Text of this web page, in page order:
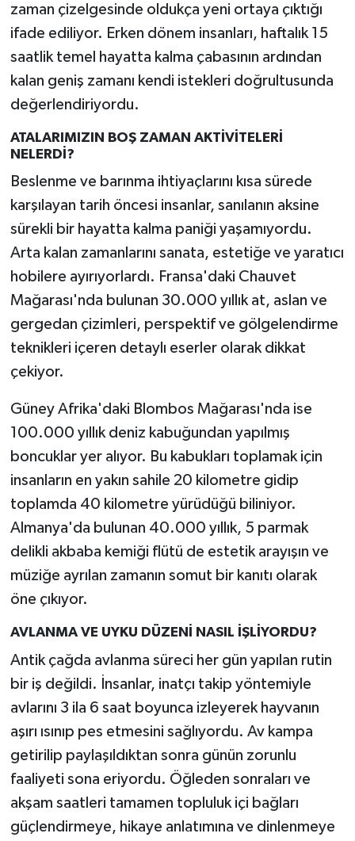
zaman çizelgesinde oldukça yeni ortaya çıktığı
ifade ediliyor. Erken dönem insanları, haftalık 15
saatlik temel hayatta kalma çabasının ardından
kalan geniş zamanı kendi istekleri doğrultusunda
değerlendiriyordu.
ATALARIMIZIN BOŞ ZAMAN AKTİVİTELERİ
NELERDİ?
Beslenme ve barınma ihtiyaçlarını kısa sürede
karşılayan tarih öncesi insanlar, sanılanın aksine
sürekli bir hayatta kalma paniği yaşamıyordu.
Arta kalan zamanlarını sanata, estetiğe ve yaratıcı
hobilere ayırıyorlardı. Fransa'daki Chauvet
Mağarası'nda bulunan 30.000 yıllık at, aslan ve
gergedan çizimleri, perspektif ve gölgelendirme
teknikleri içeren detaylı eserler olarak dikkat
çekiyor.
Güney Afrika'daki Blombos Mağarası'nda ise
100.000 yıllık deniz kabuğundan yapılmış
boncuklar yer alıyor. Bu kabukları toplamak için
insanların en yakın sahile 20 kilometre gidip
toplamda 40 kilometre yürüdüğü biliniyor.
Almanya'da bulunan 40.000 yıllık, 5 parmak
delikli akbaba kemiği flütü de estetik arayışın ve
müziğe ayrılan zamanın somut bir kanıtı olarak
öne çıkıyor.
AVLANMA VE UYKU DÜZENİ NASIL İŞLİYORDU?
Antik çağda avlanma süreci her gün yapılan rutin
bir iş değildi. İnsanlar, inatçı takip yöntemiyle
avlarını 3 ila 6 saat boyunca izleyerek hayvanın
aşırı ısınıp pes etmesini sağlıyordu. Av kampa
getirilip paylaşıldıktan sonra günün zorunlu
faaliyeti sona eriyordu. Öğleden sonraları ve
akşam saatleri tamamen topluluk içi bağları
güçlendirmeye, hikaye anlatımına ve dinlenmeye